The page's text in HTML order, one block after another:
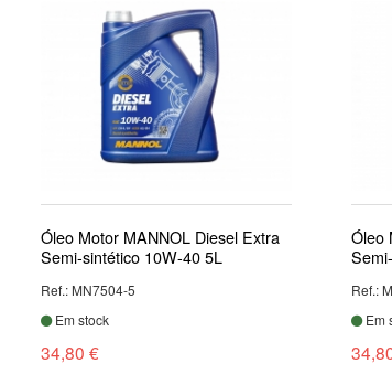
Óleo Motor MANNOL Diesel Extra
Semi-sintético 10W-40 5L
Ref.: MN7504-5
Em stock
34,80 €
Óleo
Ref.:
Em